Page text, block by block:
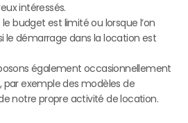
intéressés.
budget est limité ou lorsque l’on
le démarrage dans la location est
également occasionnellement
par exemple des modèles de
notre propre activité de location.